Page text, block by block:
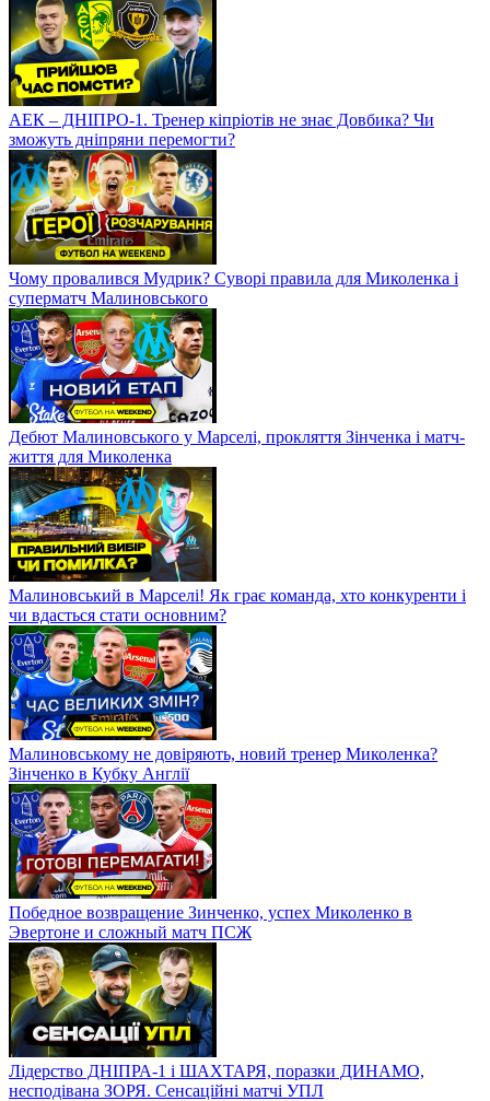
АЕК – ДНІПРО-1. Тренер кіпріотів не знає Довбика? Чи
зможуть дніпряни перемогти?
Чому провалився Мудрик? Суворі правила для Миколенка і
суперматч Малиновського
Дебют Малиновського у Марселі, прокляття Зінченка і матч-
життя для Миколенка
Малиновський в Марселі! Як грає команда, хто конкуренти і
чи вдасться стати основним?
Малиновському не довіряють, новий тренер Миколенка?
Зінченко в Кубку Англії
Победное возвращение Зинченко, успех Миколенко в
Эвертоне и сложный матч ПСЖ
Лідерство ДНІПРА-1 і ШАХТАРЯ, поразки ДИНАМО,
несподівана ЗОРЯ. Сенсаційні матчі УПЛ